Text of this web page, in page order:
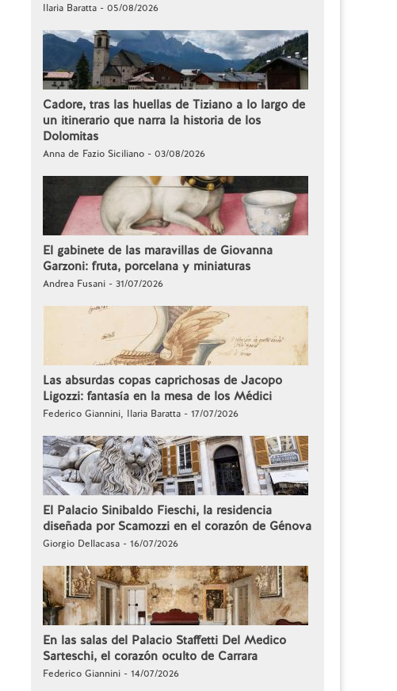
Ilaria Baratta - 05/08/2026
Cadore, tras las huellas de Tiziano a lo largo de
un itinerario que narra la historia de los
Dolomitas
Anna de Fazio Siciliano - 03/08/2026
El gabinete de las maravillas de Giovanna
Garzoni: fruta, porcelana y miniaturas
Andrea Fusani - 31/07/2026
Las absurdas copas caprichosas de Jacopo
Ligozzi: fantasía en la mesa de los Médici
Federico Giannini, Ilaria Baratta - 17/07/2026
El Palacio Sinibaldo Fieschi, la residencia
diseñada por Scamozzi en el corazón de Génova
Giorgio Dellacasa - 16/07/2026
En las salas del Palacio Staffetti Del Medico
Sarteschi, el corazón oculto de Carrara
Federico Giannini - 14/07/2026